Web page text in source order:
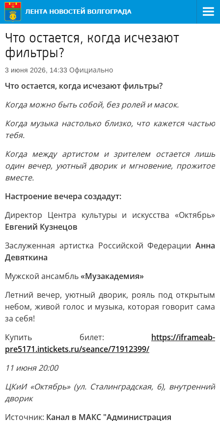
Что остается, когда исчезают
фильтры?
3 июня 2026, 14:33 Официально
Что остается, когда исчезают фильтры?
Когда можно быть собой, без ролей и масок.
Когда музыка настолько близко, что кажется частью
тебя.
Когда между артистом и зрителем остается лишь
один вечер, уютный дворик и мгновение, прожитое
вместе.
Настроение вечера создадут:
Директор Центра культуры и искусства «Октябрь»
Евгений Кузнецов
Заслуженная артистка Российской Федерации Анна
Девяткина
Мужской ансамбль«Музакадемия»
Летний вечер, уютный дворик, рояль под открытым
небом, живой голос и музыка, которая говорит сама
за себя!
Купить билет: https://iframeab-
pre5171.intickets.ru/seance/71912399/
11 июня 20:00
ЦКиИ «Октябрь» (ул. Сталинградская, 6), внутренний
дворик
Источник: Канал в МАКС "Администрация